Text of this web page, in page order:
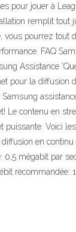
pour jouer à
remplit tout
vous pourrez tout
FAQ
Assistance
pour la diffusion
Le contenu en
puissante. Voici
en
0,5 mégabit par
recommandée: